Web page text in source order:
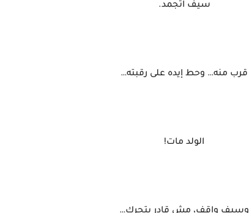
سيف اتجمد.
قرب منه… وحط إيده على رقبته…
الولد مات!